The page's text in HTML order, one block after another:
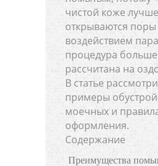
чистой коже лучше
открываются
воздействием
процедура больше
рассчитана на
В статье
примеры
моечных и
оформления.
Содержание
Преимущества